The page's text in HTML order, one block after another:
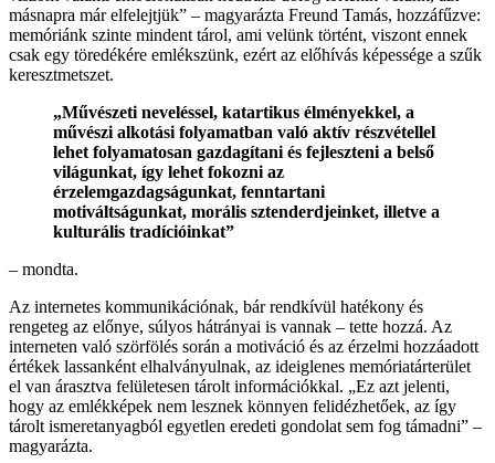
másnapra már elfelejtjük” – magyarázta Freund Tamás, hozzáfűzve:
memóriánk szinte mindent tárol, ami velünk történt, viszont ennek
csak egy töredékére emlékszünk, ezért az előhívás képessége a szűk
keresztmetszet.
„Művészeti neveléssel, katartikus élményekkel, a
művészi alkotási folyamatban való aktív részvétellel
lehet folyamatosan gazdagítani és fejleszteni a belső
világunkat, így lehet fokozni az
érzelemgazdagságunkat, fenntartani
motiváltságunkat, morális sztenderdjeinket, illetve a
kulturális tradícióinkat”
– mondta.
Az internetes kommunikációnak, bár rendkívül hatékony és
rengeteg az előnye, súlyos hátrányai is vannak – tette hozzá. Az
interneten való szörfölés során a motiváció és az érzelmi hozzáadott
értékek lassanként elhalványulnak, az ideiglenes memóriatárterület
el van árasztva felületesen tárolt információkkal. „Ez azt jelenti,
hogy az emlékképek nem lesznek könnyen felidézhetőek, az így
tárolt ismeretanyagból egyetlen eredeti gondolat sem fog támadni” –
magyarázta.